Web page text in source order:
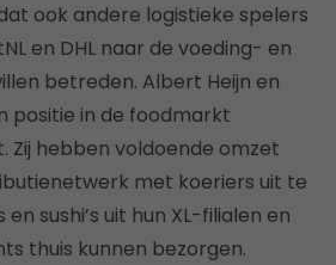
ook andere logistieke spelers
en DHL naar de voeding- en
betreden. Albert Heijn en
positie in de foodmarkt
Zij hebben voldoende omzet
met koeriers uit te
en sushi’s uit hun XL-filialen en
thuis kunnen bezorgen.